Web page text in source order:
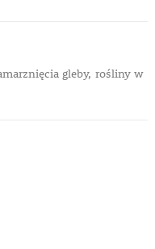
gleby, rośliny w